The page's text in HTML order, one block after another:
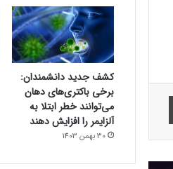
کشف جدید دانشمندان:
برخی باکتری‌های دهان
می‌توانند خطر ابتلا به
آلزایمر را افزایش دهند
30 بهمن 1403